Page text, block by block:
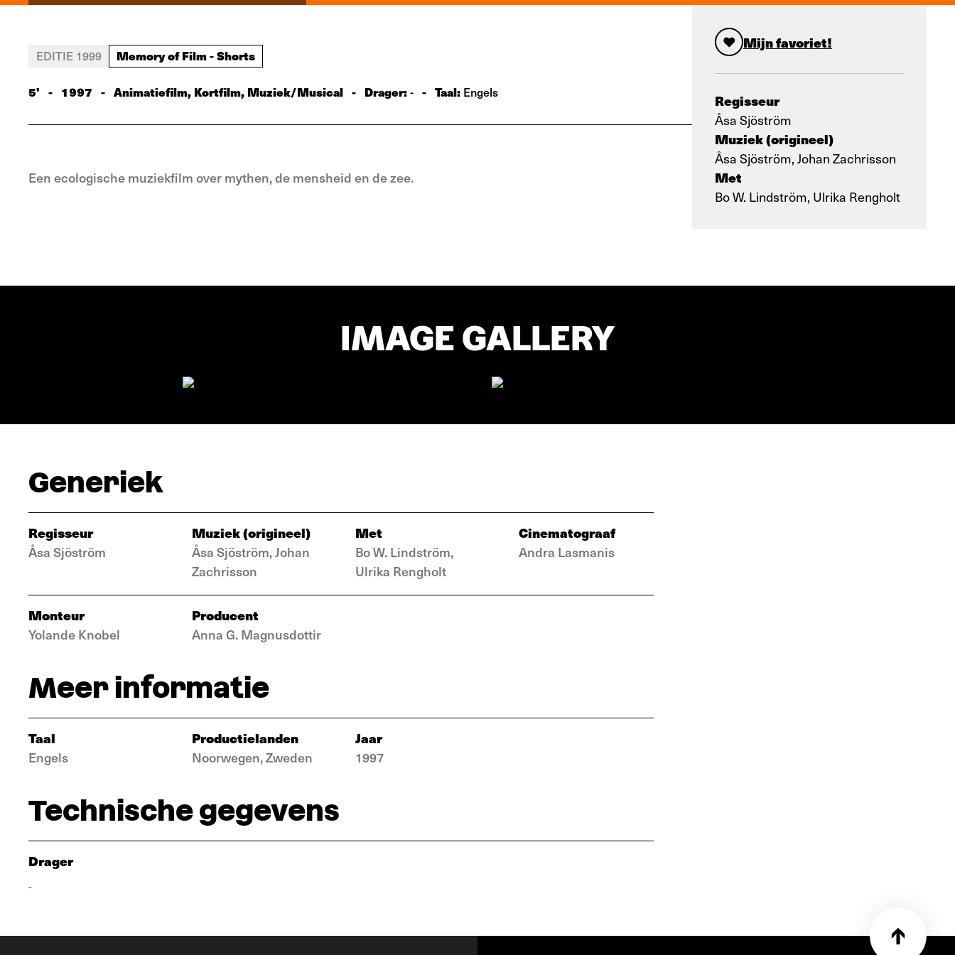
Mijn favoriet!
Regisseur
Åsa Sjöström
Muziek (origineel)
Åsa Sjöström, Johan Zachrisson
Met
Bo W. Lindström, Ulrika Rengholt
EDITIE 1999 Memory of Film - Shorts
5' - 1997 - Animatiefilm, Kortfilm, Muziek/Musical - Drager:- - Taal: Engels
Een ecologische muziekfilm over mythen, de mensheid en de zee.
IMAGE GALLERY
Generiek
Regisseur
Åsa Sjöström
Muziek (origineel)
Åsa Sjöström, Johan
Zachrisson
Met
Bo W. Lindström,
Ulrika Rengholt
Cinematograaf
Andra Lasmanis
Monteur
Yolande Knobel
Producent
Anna G. Magnusdottir
Meer informatie
Taal
Engels
Productielanden
Noorwegen, Zweden
Jaar
1997
Technische gegevens
Drager
-